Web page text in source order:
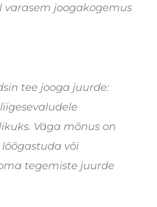
varasem joogakogemus
tee jooga juurde:
Väga mõnus on
või
tegemiste juurde